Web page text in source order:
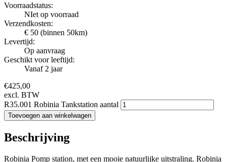
Voorraadstatus:
NIet op voorraad
Verzendkosten:
€ 50 (binnen 50km)
Levertijd:
Op aanvraag
Geschikt voor leeftijd:
Vanaf 2 jaar
€425,00
excl. BTW
R35.001 Robinia Tankstation aantal
Toevoegen aan winkelwagen
Beschrijving
Robinia Pomp station, met een mooie natuurlijke uitstraling. Robinia